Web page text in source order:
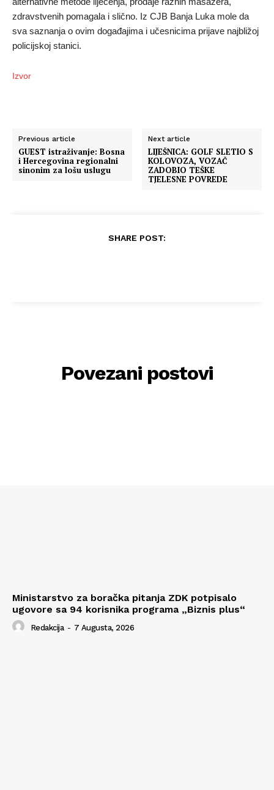
zdravstvenih pomagala i slično. Iz CJB Banja Luka mole da
sva saznanja o ovim događajima i učesnicima prijave najbližoj
policijskoj stanici.
Izvor
Previous article
GUEST istraživanje: Bosna
i Hercegovina regionalni
sinonim za lošu uslugu
Next article
LIJEŠNICA: GOLF SLETIO S
KOLOVOZA, VOZAČ
ZADOBIO TEŠKE
TJELESNE POVREDE
SHARE POST:
Povezani postovi
Ministarstvo za boračka pitanja ZDK potpisalo
ugovore sa 94 korisnika programa „Biznis plus“
Redakcija - 7 Augusta, 2026